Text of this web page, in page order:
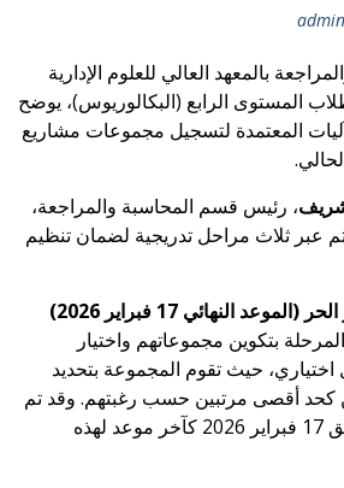
admin
بالمعهد العالي للعلوم الإدارية
المستوى الرابع (البكالوريوس)، يوضح
المعتمدة لتسجيل مجموعات مشاريع
، رئيس قسم المحاسبة والمراجعة،
عبر ثلاث مراحل تدريجية لضمان تنظيم
النهائي 17 فبراير 2026)
بتكوين مجموعاتهم واختيار
حيث تقوم المجموعة بتحديد
كحد أقصى مرتبين حسب رغبتهم. وقد تم
تحديد يوم الثلاثاء الموافق 17 فبراير 2026 كآخر موعد لهذه